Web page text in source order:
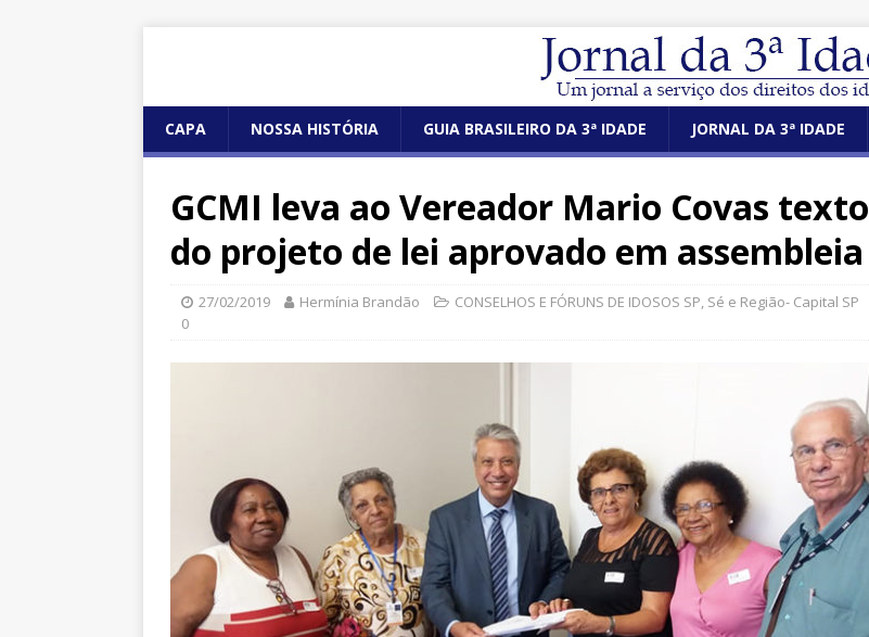
CAPA NOSSA HISTÓRIA GUIA BRASILEIRO DA 3ª IDADE JORNAL DA 3ª IDADE
GCMI leva ao Vereador Mario Covas texto
do projeto de lei aprovado em assembleia
27/02/2019 Hermínia Brandão CONSELHOS E FÓRUNS DE IDOSOS SP, Sé e Região- Capital SP
0